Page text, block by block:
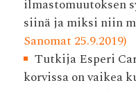
ilmastomuutoksen
siinä ja miksi niin
Sanomat 25.9.2019)
Tutkija Esperi
korvissa on vaikea